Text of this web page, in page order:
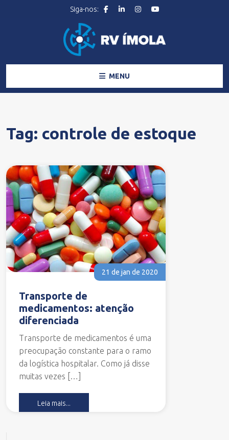
MENU
Tag: controle de estoque
21 de jan de 2020
Transporte de
medicamentos: atenção
diferenciada
Transporte de medicamentos é uma
preocupação constante para o ramo
da logística hospitalar. Como já disse
muitas vezes […]
Leia mais...